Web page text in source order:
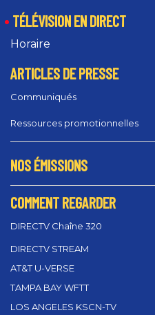
TÉLÉVISION EN DIRECT
Horaire
ARTICLES DE PRESSE
Communiqués
Ressources promotionnelles
NOS ÉMISSIONS
COMMENT REGARDER
DIRECTV Chaîne 320
DIRECTV STREAM
AT&T U-VERSE
TAMPA BAY WFTT
LOS ANGELES KSCN-TV